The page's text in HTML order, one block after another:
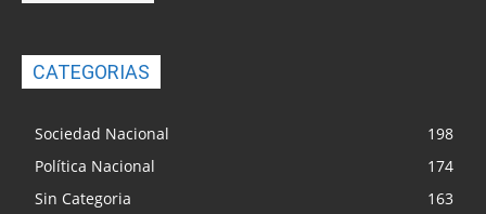
CATEGORIAS
Sociedad Nacional
198
Política Nacional
174
Sin Categoria
163